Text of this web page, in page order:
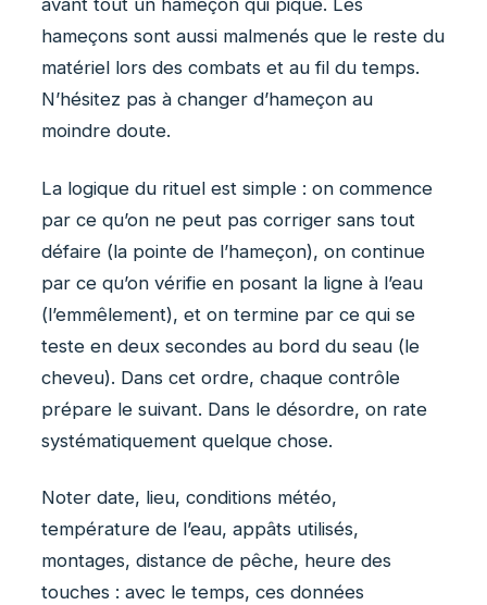
avant tout un hameçon qui pique. Les
hameçons sont aussi malmenés que le reste du
matériel lors des combats et au fil du temps.
N’hésitez pas à changer d’hameçon au
moindre doute.
La logique du rituel est simple : on commence
par ce qu’on ne peut pas corriger sans tout
défaire (la pointe de l’hameçon), on continue
par ce qu’on vérifie en posant la ligne à l’eau
(l’emmêlement), et on termine par ce qui se
teste en deux secondes au bord du seau (le
cheveu). Dans cet ordre, chaque contrôle
prépare le suivant. Dans le désordre, on rate
systématiquement quelque chose.
Noter date, lieu, conditions météo,
température de l’eau, appâts utilisés,
montages, distance de pêche, heure des
touches : avec le temps, ces données